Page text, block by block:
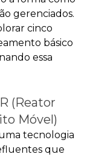
gerenciados.
cinco
básico
essa
(Reator
Móvel)
tecnologia
que